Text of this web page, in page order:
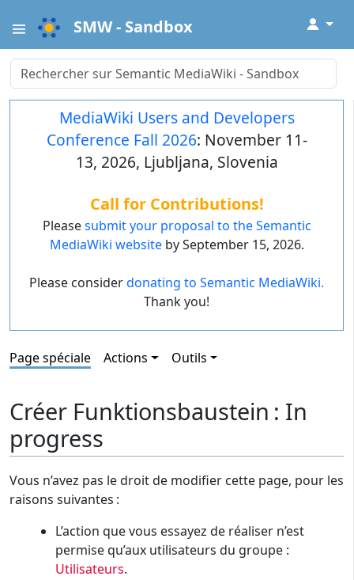
SMW - Sandbox ↓
MediaWiki Users and Developers
Conference Fall 2026: November 11-
13, 2026, Ljubljana, Slovenia
Call for Contributions!
Pleasesubmit your proposal to the Semantic
MediaWiki websiteby September 15, 2026.
Please considerdonating to Semantic MediaWiki.
Thank you!
Page spéciale Actions Outils
Créer Funktionsbaustein : In
progress
Vous n’avez pas le droit de modifier cette page, pour les
raisons suivantes :
L’action que vous essayez de réaliser n’est
permise qu’aux utilisateurs du groupe :
Utilisateurs.